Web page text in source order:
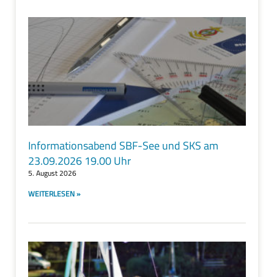
Informationsabend SBF-See und SKS am
23.09.2026 19.00 Uhr
5. August 2026
WEITERLESEN »